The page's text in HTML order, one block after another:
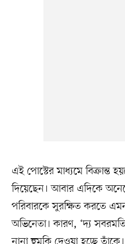
এই পোস্টের মাধ্যমে বিক্রান্ত
দিয়েছেন। আবার এদিকে
পরিবারকে সুরক্ষিত করতে
অভিনেতা। কারণ, ‘দ্য